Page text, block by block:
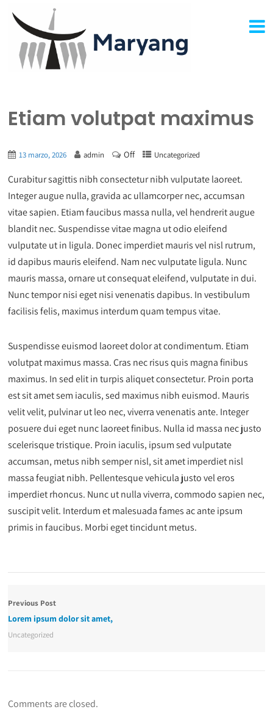
Etiam volutpat maximus
13 marzo, 2026 admin Off Uncategorized
Curabitur sagittis nibh consectetur nibh vulputate laoreet.
Integer augue nulla, gravida ac ullamcorper nec, accumsan
vitae sapien. Etiam faucibus massa nulla, vel hendrerit augue
blandit nec. Suspendisse vitae magna ut odio eleifend
vulputate ut in ligula. Donec imperdiet mauris vel nisl rutrum,
id dapibus mauris eleifend. Nam nec vulputate ligula. Nunc
mauris massa, ornare ut consequat eleifend, vulputate in dui.
Nunc tempor nisi eget nisi venenatis dapibus. In vestibulum
facilisis felis, maximus interdum quam tempus vitae.
Suspendisse euismod laoreet dolor at condimentum. Etiam
volutpat maximus massa. Cras nec risus quis magna finibus
maximus. In sed elit in turpis aliquet consectetur. Proin porta
est sit amet sem iaculis, sed maximus nibh euismod. Mauris
velit velit, pulvinar ut leo nec, viverra venenatis ante. Integer
posuere dui eget nunc laoreet finibus. Nulla id massa nec justo
scelerisque tristique. Proin iaculis, ipsum sed vulputate
accumsan, metus nibh semper nisl, sit amet imperdiet nisl
massa feugiat nibh. Pellentesque vehicula justo vel eros
imperdiet rhoncus. Nunc ut nulla viverra, commodo sapien nec,
suscipit velit. Interdum et malesuada fames ac ante ipsum
primis in faucibus. Morbi eget tincidunt metus.
Previous Post
Lorem ipsum dolor sit amet,
Uncategorized
Comments are closed.